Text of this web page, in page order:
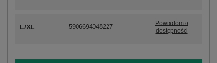
L/XL 5906694048227
Powiadom o
dostępności